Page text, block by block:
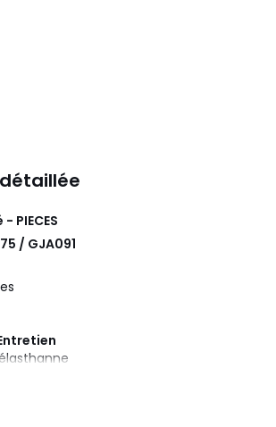
PIECES
/ GJA091
de vous référer aux indications
du produit